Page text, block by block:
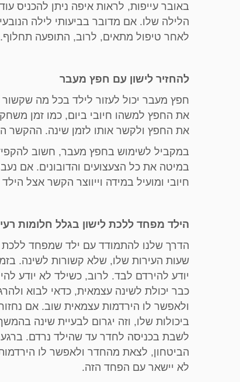
באובר עייפות, לראות איפה ניתן להכניס
הלילה שלו. אם מדובר בביעותי לילה
לאחר טיפול מתאים, לרוב, התופעה תחלוף.
להחזיר לישון עם חפץ מעבר
חפץ מעבר יכול לעזור לילד בכל מה
את החפץ למשהו חיובי ביום, כמו זמן
את החפץ ולקשר אותו לזמן שינה. ההקשר
במקביל לשימוש בחפץ מעבר, חשוב
במיטה את כל הצעצועים והדובונים. אם
חיובי ומועיל במידה וייווצר הקשר אצל
הילד מפחד ללכת לישון בגלל חלומות
הדרך שלנו להתמודד עם ילד שמפחד ללכת
שעות העירות שלו, שלא קשורות לשינה.
יודע להירדם לבד. לרוב, כשילד לא יודע
כבר יכולת לשינה עצמאית, כדאי לבוא
ולאפשר לו הירדמות עצמאית שוב. אם
ביכולות שלו, וזה יגרום לבעיית שינה
לשבת בכניסה לחדר עד שהילד נרדם. ברגע
הביטחון, לצאת מהחדר ולאפשר לו
לא יישאר עם הפחד הזה.